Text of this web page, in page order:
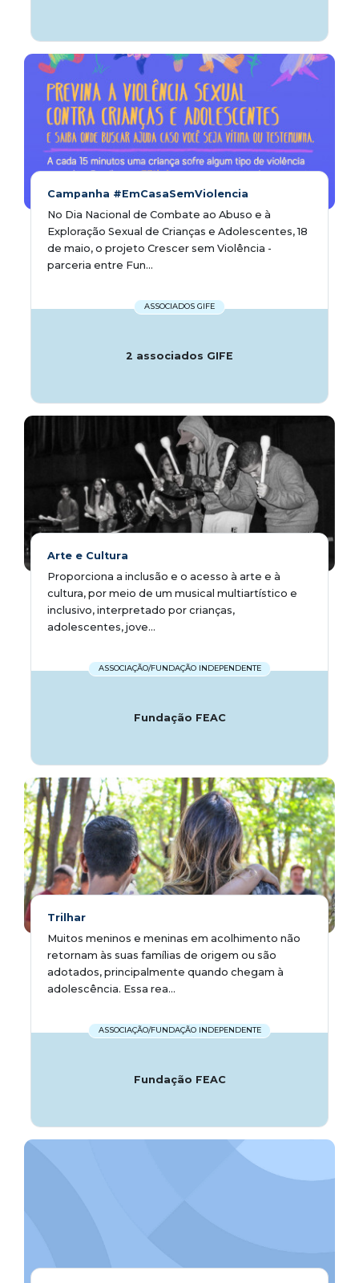
Campanha #EmCasaSemViolencia
No Dia Nacional de Combate ao Abuso e à
Exploração Sexual de Crianças e Adolescentes, 18
de maio, o projeto Crescer sem Violência -
parceria entre Fun...
ASSOCIADOS GIFE
2 associados GIFE
Arte e Cultura
Proporciona a inclusão e o acesso à arte e à
cultura, por meio de um musical multiartístico e
inclusivo, interpretado por crianças,
adolescentes, jove...
ASSOCIAÇÃO/FUNDAÇÃO INDEPENDENTE
Fundação FEAC
Trilhar
Muitos meninos e meninas em acolhimento não
retornam às suas famílias de origem ou são
adotados, principalmente quando chegam à
adolescência. Essa rea...
ASSOCIAÇÃO/FUNDAÇÃO INDEPENDENTE
Fundação FEAC